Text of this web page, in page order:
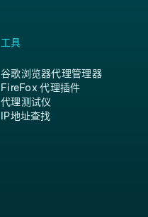
工具
谷歌浏览器代理管理器
FireFox 代理插件
代理测试仪
IP地址查找